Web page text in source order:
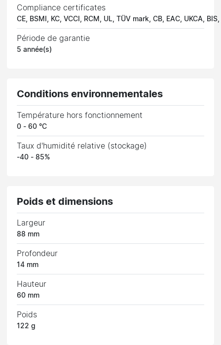
Compliance certificates
CE, BSMI, KC, VCCI, RCM, UL, TÜV mark, CB, EAC, UKCA, BIS,
Période de garantie
5 année(s)
Conditions environnementales
Température hors fonctionnement
0 - 60 °C
Taux d'humidité relative (stockage)
-40 - 85%
Poids et dimensions
Largeur
88 mm
Profondeur
14 mm
Hauteur
60 mm
Poids
122 g